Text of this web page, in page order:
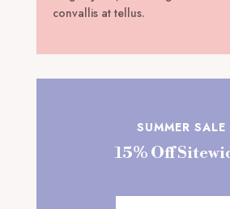
convallis at tellus.
SUMMER SALE
15% Off